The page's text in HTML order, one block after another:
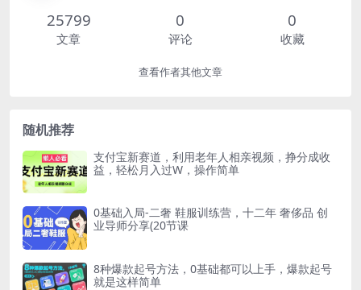
25799
文章
0
评论
0
收藏
查看作者其他文章
随机推荐
支付宝新赛道，利用老年人相亲视频，挣分成收
益，轻松月入过W，操作简单
0基础入局-二奢 鞋服训练营，十二年 奢侈品 创
业导师分享(20节课
8种爆款起号方法，0基础都可以上手，爆款起号
就是这样简单